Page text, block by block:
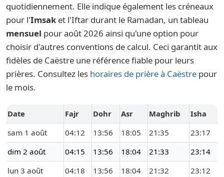
quotidiennement. Elle indique également les créneaux
pour l'Imsak et l'Iftar durant le Ramadan, un tableau
mensuel pour août 2026 ainsi qu'une option pour
choisir d'autres conventions de calcul. Ceci garantit aux
fidèles de Caëstre une référence fiable pour leurs
prières. Consultez les horaires de prière à Caëstre pour
le mois.
Date Fajr Dohr Asr Maghrib
Isha
sam 1 août
04:12 13:56 18:05 21:35
23:17
dim 2 août
04:15 13:56 18:04 21:33
23:14
lun 3 août
04:18 13:56 18:04 21:32 23:12